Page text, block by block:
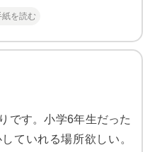
を読む
です。小学6年生だった
ていれる場所欲しい。